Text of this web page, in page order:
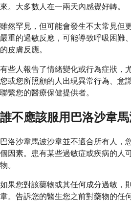
來。大多數人在一兩天內感覺好轉。
雖然罕見，但可能會發生不太常見但
嚴重的過敏反應，可能導致呼吸困難
的皮膚反應。
有些人報告了情緒變化或行為症狀，
您或您所照顧的人出現異常行為、意
聯繫您的醫療保健提供者。
誰不應該服用巴洛沙韋馬
巴洛沙韋馬波沙韋並不適合所有人，
個因素。患有某些過敏症或疾病的人
物。
如果您對該藥物或其任何成分過敏，
韋。告訴您的醫生您之前對藥物的任